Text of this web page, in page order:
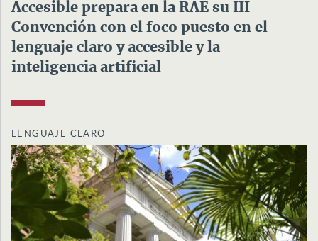
Accesible prepara en la RAE su III
Convención con el foco puesto en el
lenguaje claro y accesible y la
inteligencia artificial
LENGUAJE CLARO